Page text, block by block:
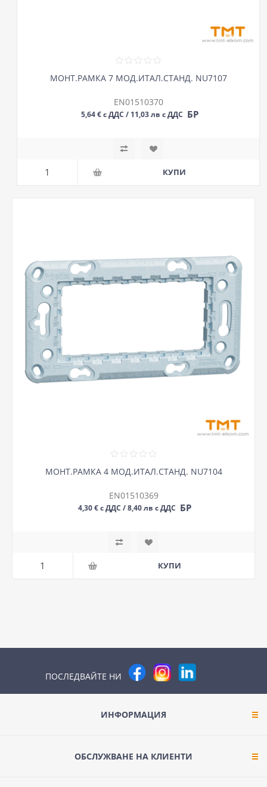
МОНТ.РАМКА 7 МОД.ИТАЛ.СТАНД. NU7107
EN01510370
5,64 € с ДДС / 11,03 лв с ДДС БР
МОНТ.РАМКА 4 МОД.ИТАЛ.СТАНД. NU7104
EN01510369
4,30 € с ДДС / 8,40 лв с ДДС БР
ПОСЛЕДВАЙТЕ НИ
ИНФОРМАЦИЯ
ОБСЛУЖВАНЕ НА КЛИЕНТИ